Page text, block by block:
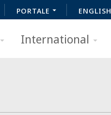
PORTALE ENGLISH
International